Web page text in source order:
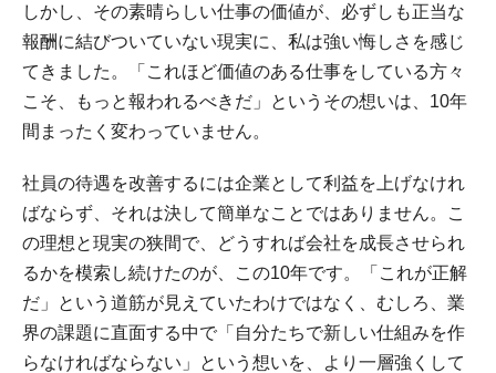
しかし、その素晴らしい仕事の価値が、必ずしも正当な
報酬に結びついていない現実に、私は強い悔しさを感じ
てきました。「これほど価値のある仕事をしている方々
こそ、もっと報われるべきだ」というその想いは、10年
間まったく変わっていません。
社員の待遇を改善するには企業として利益を上げなけれ
ばならず、それは決して簡単なことではありません。こ
の理想と現実の狭間で、どうすれば会社を成長させられ
るかを模索し続けたのが、この10年です。「これが正解
だ」という道筋が見えていたわけではなく、むしろ、業
界の課題に直面する中で「自分たちで新しい仕組みを作
らなければならない」という想いを、より一層強くして